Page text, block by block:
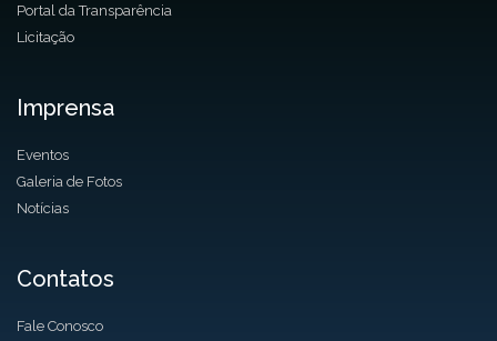
Portal da Transparência
Licitação
Imprensa
Eventos
Galeria de Fotos
Notícias
Contatos
Fale Conosco